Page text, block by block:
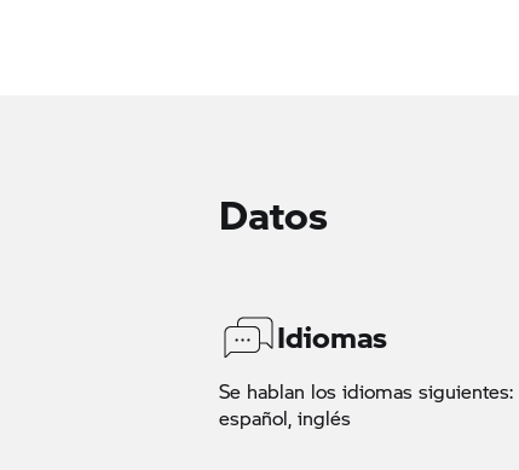
Datos
Idiomas
Se hablan los idiomas siguientes:
español, inglés